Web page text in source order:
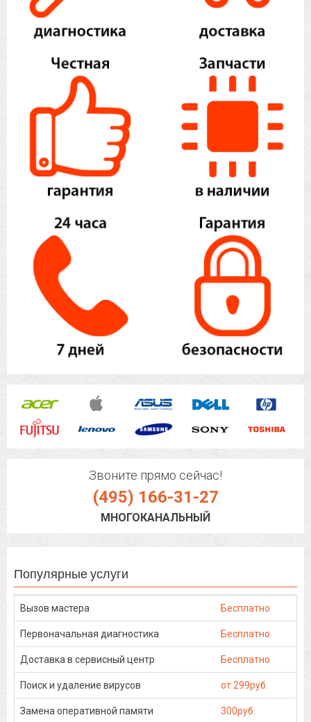
Звоните прямо сейчас!
(495) 166-31-27
МНОГОКАНАЛЬНЫЙ
Популярные услуги
Вызов мастера Бесплатно
Первоначальная диагностика Бесплатно
Доставка в сервисный центр Бесплатно
Поиск и удаление вирусов от 299руб.
Замена оперативной памяти 300руб.